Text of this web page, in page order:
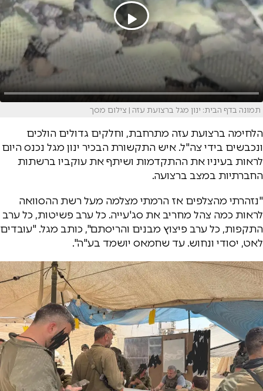
תמונה בדף הבית: ינון מגל ברצועת עזה | צילום מסך
הלחימה ברצועת עזה מתרחבת, וחלקים גדולים הולכים
ונכבשים בידי צה"ל. איש התקשורת הבכיר ינון מגל נכנס היום
לראות בעיניו את ההתקדמות ושיתף את עוקביו ברשתות
החברתיות במצב ברצועה.
"נזהרתי מהצלפים אז הרמתי מצלמה מעל רשת ההסוואה
לראות כמה צהל מחריב את סג'עייה. כל ערב פשיטות, כל ערב
התקפות, כל ערב פיצוץ מבנים והריסתם", כותב מגל. "עובדים
לאט, יסודי ונחוש. עד שחמאס יושמד בע"ה".